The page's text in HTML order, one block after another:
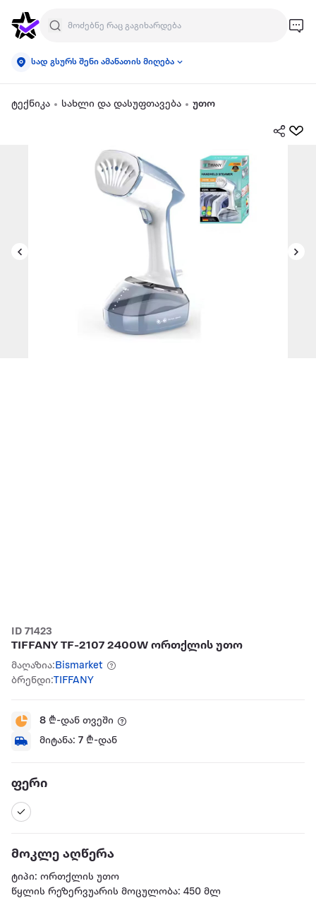
სად გსურს შენი ამანათის მიღება
ტექნიკა სახლი და დასუფთავება უთო
ID 71423
TIFFANY TF-2107 2400W ორთქლის უთო
მაღაზია: Bismarket
ბრენდი:TIFFANY
8 ₾-დან თვეში
მიტანა: 7 ₾-დან
ფერი
მოკლე აღწერა
ტიპი: ორთქლის უთო
წყლის რეზერვუარის მოცულობა: 450 მლ